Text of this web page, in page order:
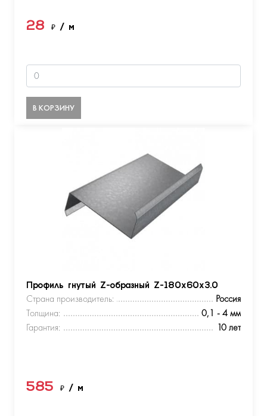
28 ₽ / м
В КОРЗИНУ
Профиль гнутый Z-образный Z-180х60х3.0
Страна производитель:
Россия
Толщина:
0,1 - 4 мм
Гарантия:
10 лет
585 ₽ / м